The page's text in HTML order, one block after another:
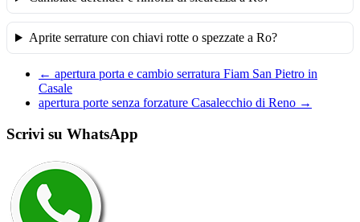
Aprite serrature con chiavi rotte o spezzate a Ro?
← apertura porta e cambio serratura Fiam San Pietro in
Casale
apertura porte senza forzature Casalecchio di Reno →
Scrivi su WhatsApp